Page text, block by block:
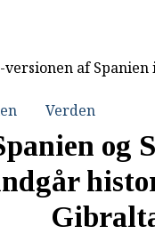
versionen af
Verden
og